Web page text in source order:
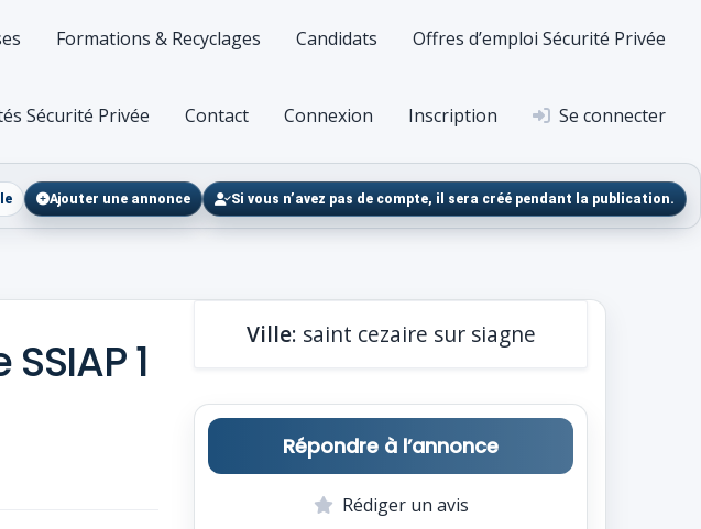
Formations & Recyclages Candidats Offres d’emploi Sécurité Privée
Sécurité Privée Contact Connexion Inscription Se connecter
Ajouter une annonce Si vous n’avez pas de compte, il sera créé pendant la publication.
1 Ville: saint cezaire sur siagne
Répondre à l’annonce
Rédiger un avis